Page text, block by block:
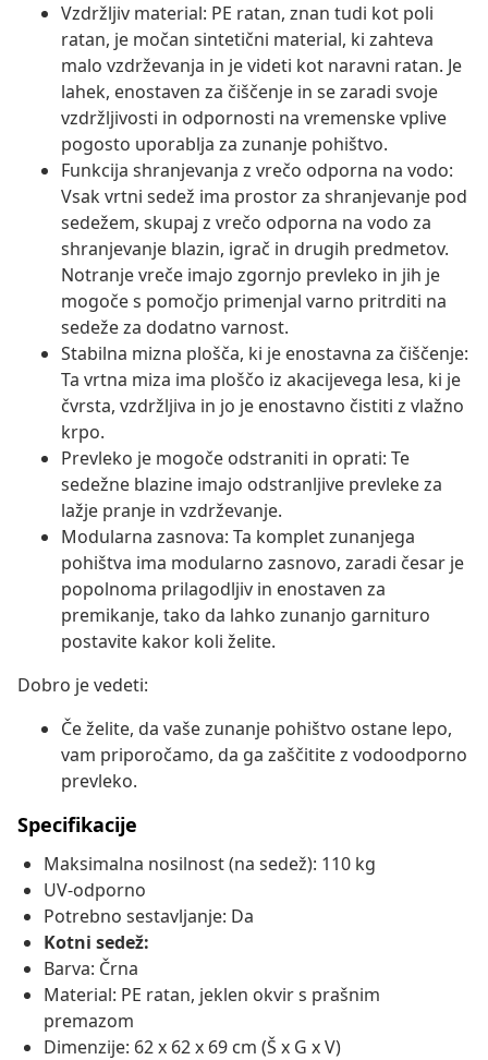
Vzdržljiv material: PE ratan, znan tudi kot poli
ratan, je močan sintetični material, ki zahteva
malo vzdrževanja in je videti kot naravni ratan. Je
lahek, enostaven za čiščenje in se zaradi svoje
vzdržljivosti in odpornosti na vremenske vplive
pogosto uporablja za zunanje pohištvo.
Funkcija shranjevanja z vrečo odporna na vodo:
Vsak vrtni sedež ima prostor za shranjevanje pod
sedežem, skupaj z vrečo odporna na vodo za
shranjevanje blazin, igrač in drugih predmetov.
Notranje vreče imajo zgornjo prevleko in jih je
mogoče s pomočjo primenjal varno pritrditi na
sedeže za dodatno varnost.
Stabilna mizna plošča, ki je enostavna za čiščenje:
Ta vrtna miza ima ploščo iz akacijevega lesa, ki je
čvrsta, vzdržljiva in jo je enostavno čistiti z vlažno
krpo.
Prevleko je mogoče odstraniti in oprati: Te
sedežne blazine imajo odstranljive prevleke za
lažje pranje in vzdrževanje.
Modularna zasnova: Ta komplet zunanjega
pohištva ima modularno zasnovo, zaradi česar je
popolnoma prilagodljiv in enostaven za
premikanje, tako da lahko zunanjo garnituro
postavite kakor koli želite.
Dobro je vedeti:
Če želite, da vaše zunanje pohištvo ostane lepo,
vam priporočamo, da ga zaščitite z vodoodporno
prevleko.
Specifikacije
Maksimalna nosilnost (na sedež): 110 kg
UV-odporno
Potrebno sestavljanje: Da
Kotni sedež:
Barva: Črna
Material: PE ratan, jeklen okvir s prašnim
premazom
Dimenzije: 62 x 62 x 69 cm (Š x G x V)